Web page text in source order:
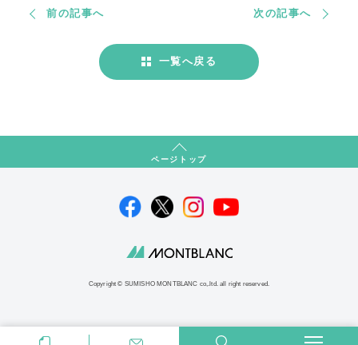
前の記事へ 次の記事へ
一覧へ戻る
ページトップ
Copyright © SUMISHO MONTBLANC co,.ltd. all right reserved.